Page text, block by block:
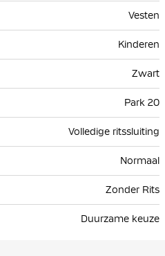
Vesten
Kinderen
Zwart
Park 20
Volledige ritssluiting
Normaal
Zonder Rits
Duurzame keuze